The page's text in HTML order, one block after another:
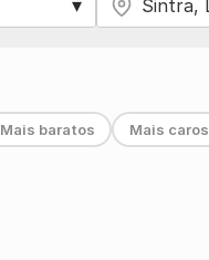
Mais baratos Mais caros